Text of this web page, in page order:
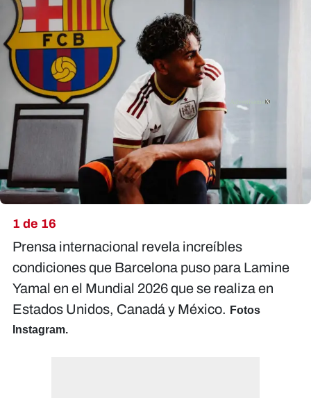
1 de 16
Prensa internacional revela increíbles
condiciones que Barcelona puso para Lamine
Yamal en el Mundial 2026 que se realiza en
Estados Unidos, Canadá y México. Fotos
Instagram.
X